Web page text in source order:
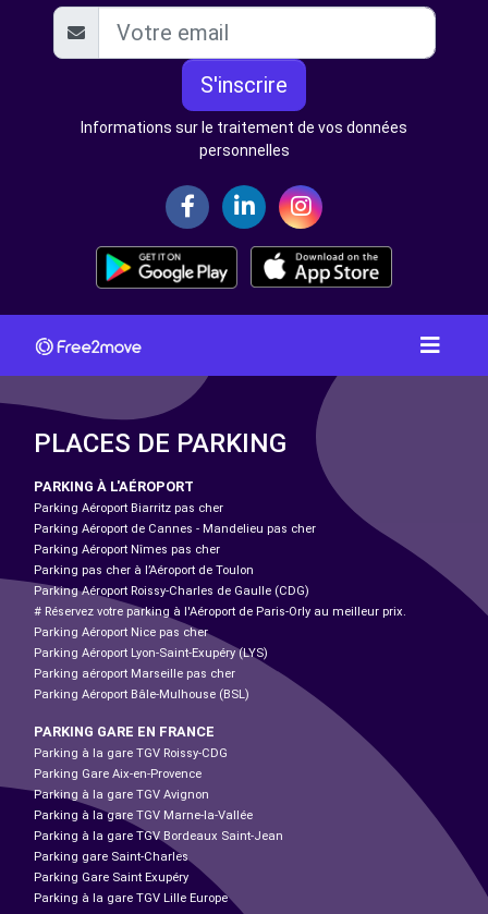
S'inscrire
Informations sur le traitement de vos données
personnelles
PLACES DE PARKING
PARKING À L'AÉROPORT
Parking Aéroport Biarritz pas cher
Parking Aéroport de Cannes - Mandelieu pas cher
Parking Aéroport Nîmes pas cher
Parking pas cher à l’Aéroport de Toulon
Parking Aéroport Roissy-Charles de Gaulle (CDG)
# Réservez votre parking à l'Aéroport de Paris-Orly au meilleur prix.
Parking Aéroport Nice pas cher
Parking Aéroport Lyon-Saint-Exupéry (LYS)
Parking aéroport Marseille pas cher
Parking Aéroport Bâle-Mulhouse (BSL)
PARKING GARE EN FRANCE
Parking à la gare TGV Roissy-CDG
Parking Gare Aix-en-Provence
Parking à la gare TGV Avignon
Parking à la gare TGV Marne-la-Vallée
Parking à la gare TGV Bordeaux Saint-Jean
Parking gare Saint-Charles
Parking Gare Saint Exupéry
Parking à la gare TGV Lille Europe